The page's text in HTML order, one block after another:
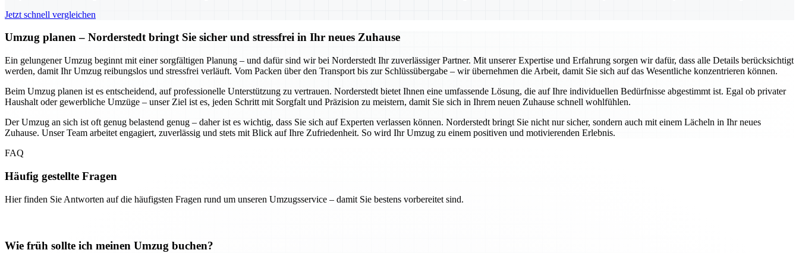
Jetzt schnell vergleichen
Umzug planen – Norderstedt bringt Sie sicher und stressfrei in Ihr neues Zuhause
Ein gelungener Umzug beginnt mit einer sorgfältigen Planung – und dafür sind wir bei Norderstedt Ihr zuverlässiger Partner. Mit unserer Expertise und Erfahrung sorgen wir dafür, dass alle Details berücksichtigt
werden, damit Ihr Umzug reibungslos und stressfrei verläuft. Vom Packen über den Transport bis zur Schlüssübergabe – wir übernehmen die Arbeit, damit Sie sich auf das Wesentliche konzentrieren können.
Beim Umzug planen ist es entscheidend, auf professionelle Unterstützung zu vertrauen. Norderstedt bietet Ihnen eine umfassende Lösung, die auf Ihre individuellen Bedürfnisse abgestimmt ist. Egal ob privater
Haushalt oder gewerbliche Umzüge – unser Ziel ist es, jeden Schritt mit Sorgfalt und Präzision zu meistern, damit Sie sich in Ihrem neuen Zuhause schnell wohlfühlen.
Der Umzug an sich ist oft genug belastend genug – daher ist es wichtig, dass Sie sich auf Experten verlassen können. Norderstedt bringt Sie nicht nur sicher, sondern auch mit einem Lächeln in Ihr neues
Zuhause. Unser Team arbeitet engagiert, zuverlässig und stets mit Blick auf Ihre Zufriedenheit. So wird Ihr Umzug zu einem positiven und motivierenden Erlebnis.
FAQ
Häufig gestellte Fragen
Hier finden Sie Antworten auf die häufigsten Fragen rund um unseren Umzugsservice – damit Sie bestens vorbereitet sind.
Wie früh sollte ich meinen Umzug buchen?